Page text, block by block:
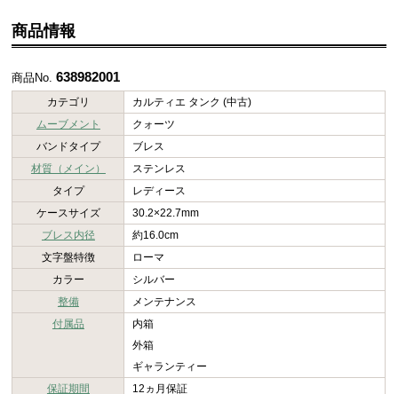
商品情報
商品No.638982001
カテゴリ
カルティエ タンク (中古)
ムーブメント
クォーツ
バンドタイプ
ブレス
材質（メイン）
ステンレス
タイプ
レディース
ケースサイズ
30.2×22.7mm
ブレス内径
約16.0cm
文字盤特徴
ローマ
カラー
シルバー
整備
メンテナンス
付属品
内箱
外箱
ギャランティー
保証期間
12ヵ月保証